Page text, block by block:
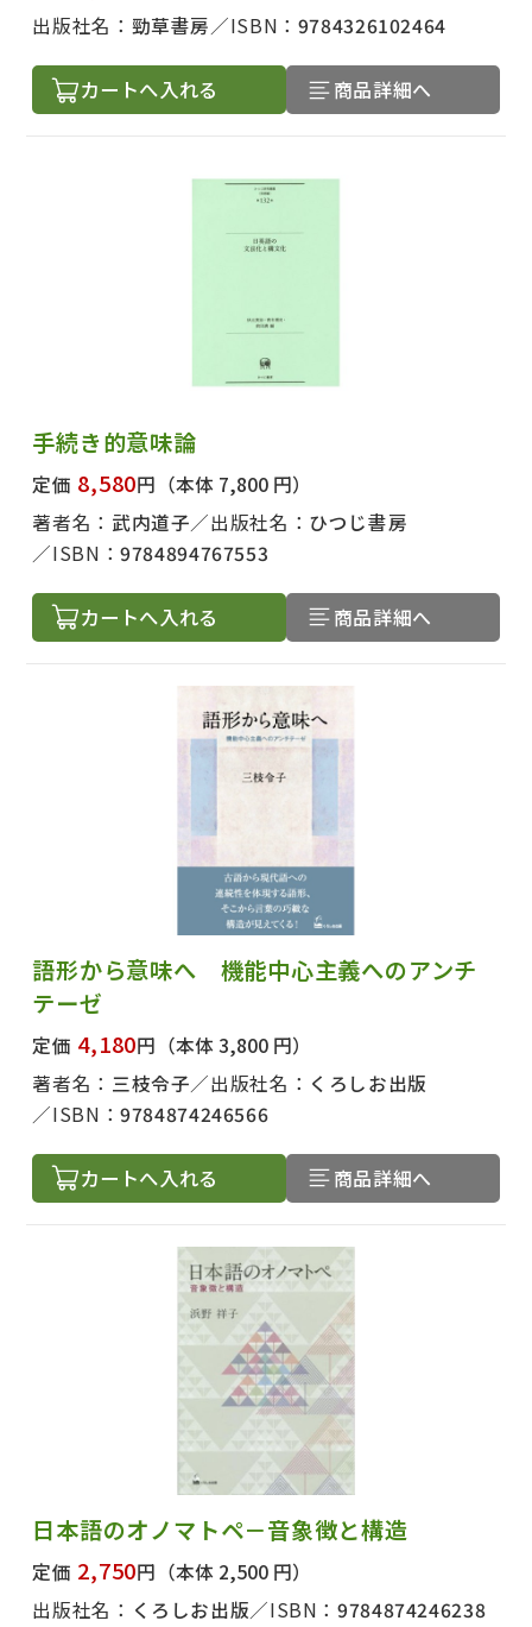
出版社名： 勁草書房 ISBN： 9784326102464
カートへ入れる 商品詳細へ
手続き的意味論
定価 8,580円 （本体 7,800 円）
著者名： 武内道子 出版社名： ひつじ書房
ISBN：9784894767553
カートへ入れる 商品詳細へ
語形から意味へ 機能中心主義へのアンチ
テーゼ
定価 4,180円 （本体 3,800 円）
著者名： 三枝令子 出版社名： くろしお出版
ISBN：9784874246566
カートへ入れる 商品詳細へ
日本語のオノマトペ－音象徴と構造
定価 2,750円 （本体 2,500 円）
出版社名： くろしお出版 ISBN：9784874246238